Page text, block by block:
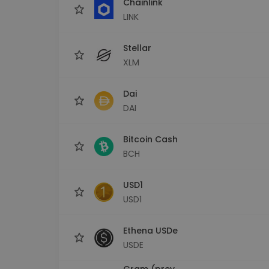
LINK
Stellar
XLM
Dai
DAI
Bitcoin Cash
BCH
USD1
USD1
Ethena USDe
USDE